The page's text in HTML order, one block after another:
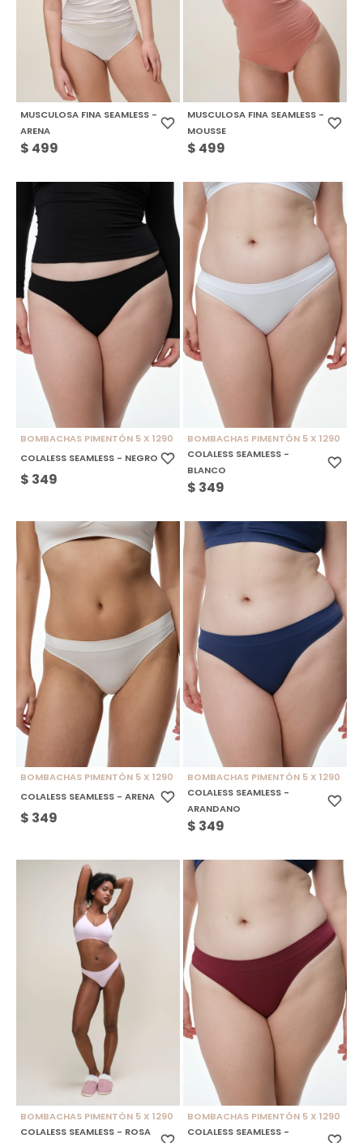
MUSCULOSA FINA SEAMLESS -
ARENA
$ 499
MUSCULOSA FINA SEAMLESS -
MOUSSE
$ 499
BOMBACHAS PIMENTÓN 5 X 1290
COLALESS SEAMLESS - NEGRO
$ 349
BOMBACHAS PIMENTÓN 5 X 1290
COLALESS SEAMLESS -
BLANCO
$ 349
BOMBACHAS PIMENTÓN 5 X 1290
COLALESS SEAMLESS - ARENA
$ 349
BOMBACHAS PIMENTÓN 5 X 1290
COLALESS SEAMLESS -
ARANDANO
$ 349
BOMBACHAS PIMENTÓN 5 X 1290
COLALESS SEAMLESS - ROSA
BOMBACHAS PIMENTÓN 5 X 1290
COLALESS SEAMLESS -